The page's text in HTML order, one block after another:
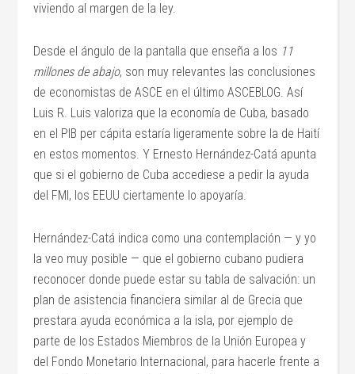
viviendo al margen de la ley.
Desde el ángulo de la pantalla que enseña a los 11
millones de abajo, son muy relevantes las conclusiones
de economistas de ASCE en el último ASCEBLOG. Así
Luis R. Luis valoriza que la economía de Cuba, basado
en el PIB per cápita estaría ligeramente sobre la de Haití
en estos momentos. Y Ernesto Hernández-Catá apunta
que si el gobierno de Cuba accediese a pedir la ayuda
del FMI, los EEUU ciertamente lo apoyaría.
Hernández-Catá indica como una contemplación — y yo
la veo muy posible — que el gobierno cubano pudiera
reconocer donde puede estar su tabla de salvación: un
plan de asistencia financiera similar al de Grecia que
prestara ayuda económica a la isla, por ejemplo de
parte de los Estados Miembros de la Unión Europea y
del Fondo Monetario Internacional, para hacerle frente a